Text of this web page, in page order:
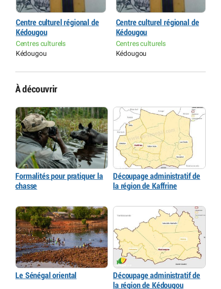
Centre culturel régional de
Kédougou
Centres culturels
Kédougou
Centre culturel régional de
Kédougou
Centres culturels
Kédougou
À découvrir
Formalités pour pratiquer la
chasse
Découpage administratif de
la région de Kaffrine
Le Sénégal oriental
Découpage administratif de
la région de Kédougou